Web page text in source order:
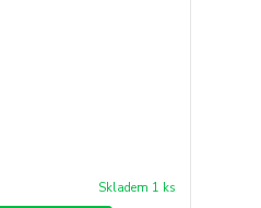
Skladem 1 ks